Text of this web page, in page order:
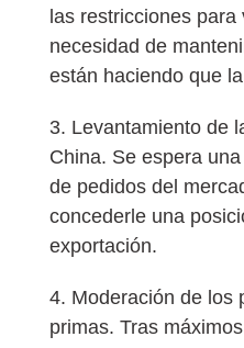
las restricciones para
necesidad de
están haciendo que
3. Levantamiento de
China. Se espera
de pedidos del
concederle una
exportación.
4. Moderación de los
primas. Tras